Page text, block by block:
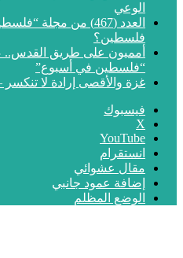
الوعي
العدد (467) من مجلة
فلسطين؟
“فلسطين في أسبوع”
غزة والأقصى إرادة لا تنكسر –
فيسبوك
‫X
‫YouTube
انستقرام
مقال عشوائي
إضافة عمود جانبي
الوضع المظلم